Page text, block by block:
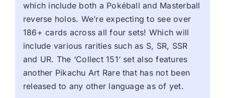
which include both a Pokéball and Masterball
reverse holos. We’re expecting to see over
186+ cards across all four sets! Which will
include various rarities such as S, SR, SSR
and UR. The ‘Collect 151‘ set also features
another Pikachu Art Rare that has not been
released to any other language as of yet.